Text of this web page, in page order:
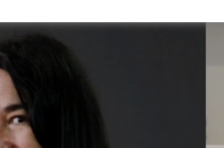
suscripción
El
?